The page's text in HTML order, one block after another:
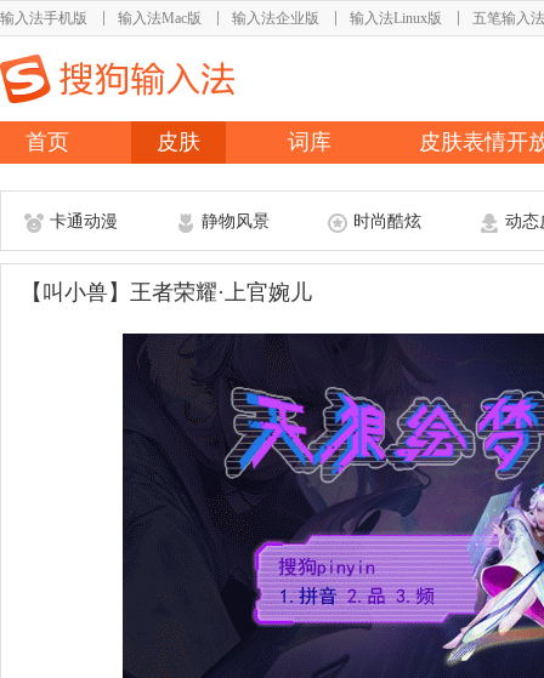
输入法手机版 输入法Mac版 输入法企业版 输入法Linux版 五笔输入法
首页 皮肤 词库 皮肤表情开
卡通动漫 静物风景 时尚酷炫 动态
【叫小兽】王者荣耀·上官婉儿